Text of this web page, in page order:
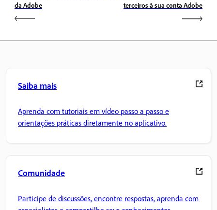
da Adobe
terceiros à sua conta Adobe
Saiba mais
Aprenda com tutoriais em vídeo passo a passo e
orientações práticas diretamente no aplicativo.
Comunidade
Participe de discussões, encontre respostas, aprenda com